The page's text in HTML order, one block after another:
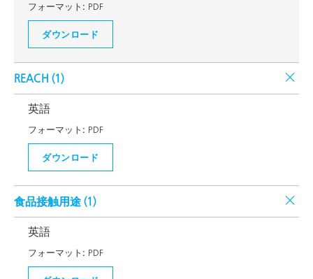
フォーマット: PDF
ダウンロード
REACH (1)
英語
フォーマット: PDF
ダウンロード
食品接触用途 (1)
英語
フォーマット: PDF